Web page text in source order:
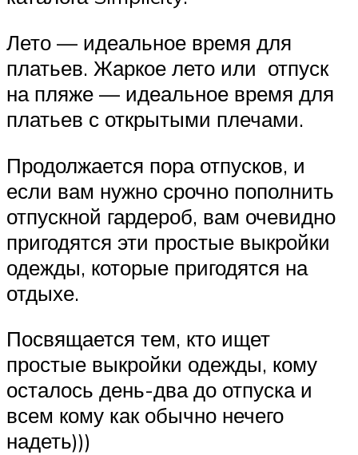
Лето — идеальное время для
платьев. Жаркое лето или отпуск
на пляже — идеальное время для
платьев с открытыми плечами.
Продолжается пора отпусков, и
если вам нужно срочно пополнить
отпускной гардероб, вам очевидно
пригодятся эти простые выкройки
одежды, которые пригодятся на
отдыхе.
Посвящается тем, кто ищет
простые выкройки одежды, кому
осталось день-два до отпуска и
всем кому как обычно нечего
надеть)))